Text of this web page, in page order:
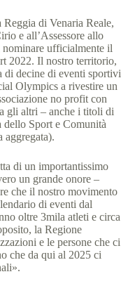
di Venaria Reale,
e all’Assessore allo
ufficialmente il
2022. Il nostro territorio,
di decine di eventi sportivi
Olympics a rivestire un
no profit con
gli altri – anche i titoli di
dello Sport e Comunità
di un importantissimo
un grande onore –
che il nostro movimento
di eventi dal
oltre 3mila atleti e circa
la Regione
e le persone che ci
che da qui al 2025 ci